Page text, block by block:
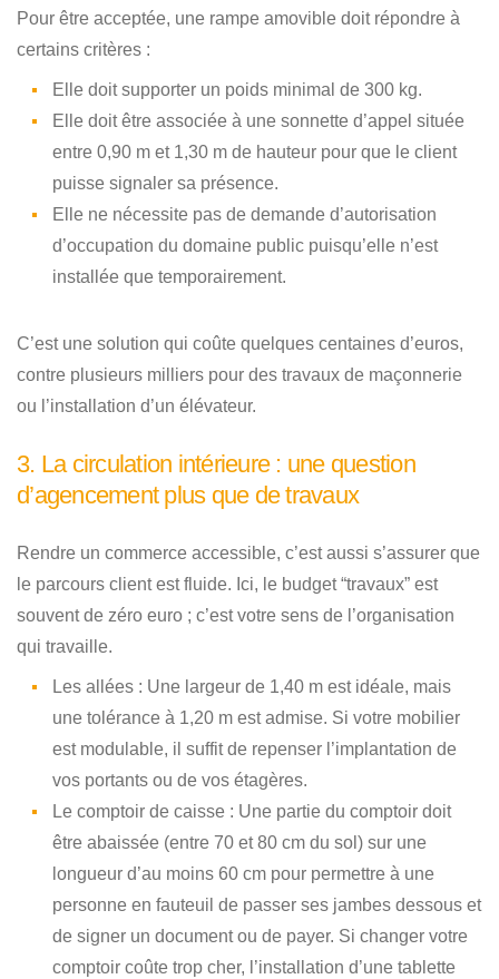
Pour être acceptée, une rampe amovible doit répondre à
certains critères :
Elle doit supporter un poids minimal de 300 kg.
Elle doit être associée à une sonnette d’appel située
entre 0,90 m et 1,30 m de hauteur pour que le client
puisse signaler sa présence.
Elle ne nécessite pas de demande d’autorisation
d’occupation du domaine public puisqu’elle n’est
installée que temporairement.
C’est une solution qui coûte quelques centaines d’euros,
contre plusieurs milliers pour des travaux de maçonnerie
ou l’installation d’un élévateur.
3. La circulation intérieure : une question
d’agencement plus que de travaux
Rendre un commerce accessible, c’est aussi s’assurer que
le parcours client est fluide. Ici, le budget “travaux” est
souvent de zéro euro ; c’est votre sens de l’organisation
qui travaille.
Les allées : Une largeur de 1,40 m est idéale, mais
une tolérance à 1,20 m est admise. Si votre mobilier
est modulable, il suffit de repenser l’implantation de
vos portants ou de vos étagères.
Le comptoir de caisse : Une partie du comptoir doit
être abaissée (entre 70 et 80 cm du sol) sur une
longueur d’au moins 60 cm pour permettre à une
personne en fauteuil de passer ses jambes dessous et
de signer un document ou de payer. Si changer votre
comptoir coûte trop cher, l’installation d’une tablette